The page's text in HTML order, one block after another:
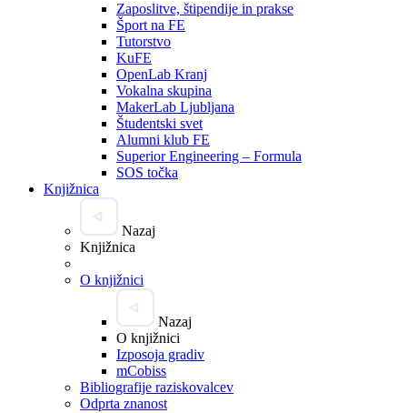
Zaposlitve, štipendije in prakse
Šport na FE
Tutorstvo
KuFE
OpenLab Kranj
Vokalna skupina
MakerLab Ljubljana
Študentski svet
Alumni klub FE
Superior Engineering – Formula
SOS točka
Knjižnica
Nazaj
Knjižnica
O knjižnici
Nazaj
O knjižnici
Izposoja gradiv
mCobiss
Bibliografije raziskovalcev
Odprta znanost